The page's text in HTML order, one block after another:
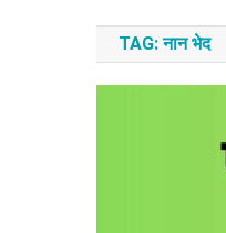
TAG:नान भेद